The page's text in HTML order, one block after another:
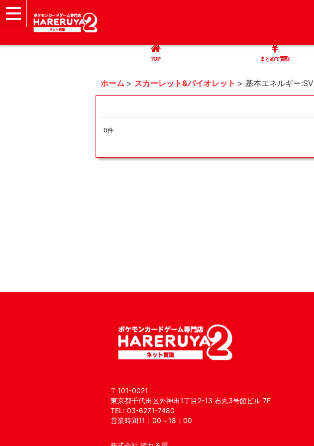
TOP まとめて買取
ホーム > スカーレット&バイオレット > 基本エネルギー:SV
0件
〒101-0021
東京都千代田区外神田1丁目2-13 石丸3号館ビル 7F
TEL: 03-6271-7480
営業時間11：00～18：00